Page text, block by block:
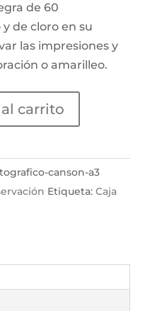
de 60
de cloro en su
las impresiones y
o amarilleo.
carrito
canson-a3
Etiqueta: Caja